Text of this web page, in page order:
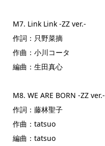
M7. Link Link -ZZ ver.-
作詞：只野菜摘
作曲：小川コータ
編曲：生田真心
M8. WE ARE BORN -ZZ ver.-
作詞：藤林聖子
作曲：tatsuo
編曲：tatsuo